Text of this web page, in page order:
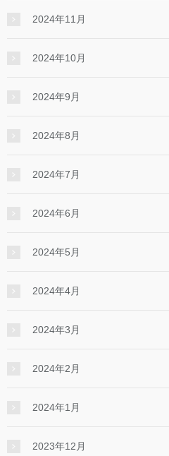
2024年11月
2024年10月
2024年9月
2024年8月
2024年7月
2024年6月
2024年5月
2024年4月
2024年3月
2024年2月
2024年1月
2023年12月